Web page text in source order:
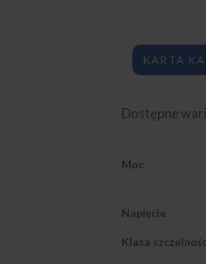
KARTA
Dostępne
Moc
Napięcie
Klasa